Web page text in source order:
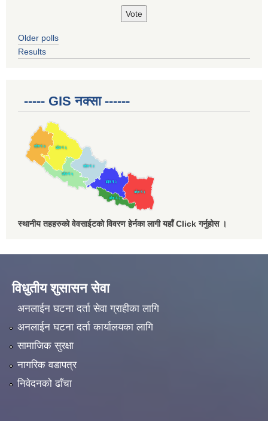
Older polls
Results
----- GIS नक्सा ------
स्थानीय तहहरुको वेवसाईटको विवरण हेर्नका लागी यहाँ Click गर्नुहोस ।
विधुतीय शुसासन सेवा
अनलाईन घटना दर्ता सेवा ग्राहीका लागि
अनलाईन घटना दर्ता कार्यालयका लागि
सामाजिक सुरक्षा
नागरिक वडापत्र
निवेदनको ढाँचा